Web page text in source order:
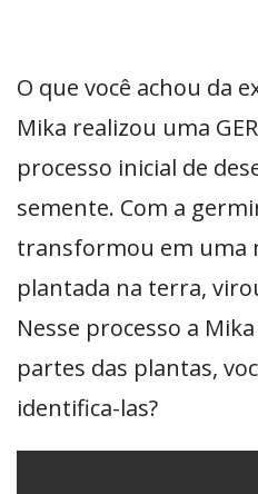
O que você achou da
Mika realizou uma
processo inicial de
semente. Com a
transformou em uma
plantada na terra,
Nesse processo a
partes das plantas,
identifica-las?